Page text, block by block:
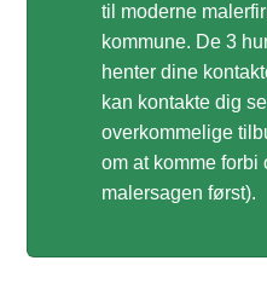
til moderne
kommune. De 3
henter dine
kan kontakte dig
overkommelige
om at komme forbi
malersagen først).